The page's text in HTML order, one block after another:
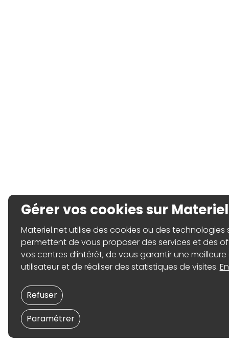
Gérer vos cookies sur
Materiel.net utilise des cookies ou des technologies
permettent de vous proposer des services et des
vos centres d’intérêt, de vous garantir une
utilisateur et de réaliser des statistiques de visites.
Paramétrer
Refuser